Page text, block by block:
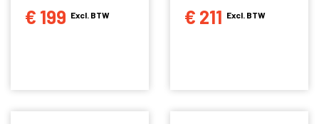
€ 199 Excl. BTW € 211 Excl. BTW